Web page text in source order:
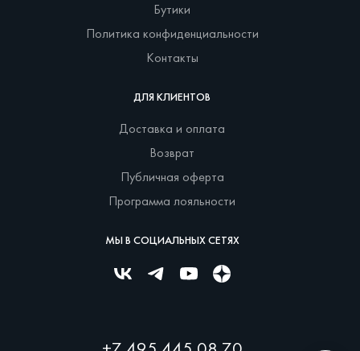
Бутики
Политика конфиденциальности
Контакты
ДЛЯ КЛИЕНТОВ
Доставка и оплата
Возврат
Публичная оферта
Программа лояльности
МЫ В СОЦИАЛЬНЫХ СЕТЯХ